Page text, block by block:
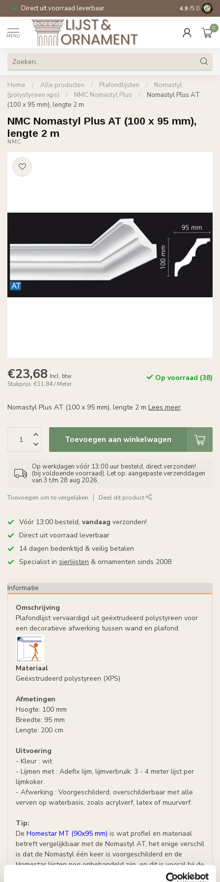
Direct uit voorraad leverbaar 14 dagen
4.9 /5.0
MENU
0
Home / Alle producten / Plafondlijsten /
Nomastyl
(polystyreen xps)
/ NMC Nomastyl Plus /
Nomastyl Plus AT
(100 x 95 mm), lengte 2 m
NMC Nomastyl Plus AT (100 x 95 mm),
lengte 2 m
NMC
€23,68 Incl. btw
Stukprijs: €11,84 / Meter
Op voorraad (38)
Nomastyl Plus AT (100 x 95 mm), lengte 2 m Lees meer.
Toevoegen aan winkelwagen
Op werkdagen vóór 13:00 uur besteld, direct verzonden!
(bij voldoende voorraad). Let op: aangepaste verzenddagen
van 3 t/m 28 aug 2026.
Toevoegen om te vergelijken Deel dit product
Vóór 13:00 besteld, vandaag verzonden!
Direct uit voorraad leverbaar
14 dagen bedenktijd & veilig betalen
Specialist in sierlijsten & ornamenten sinds 2008
Informatie
Omschrijving
Plafondlijst vervaardigd uit geëxtrudeerd polystyreen voor
een decoratieve afwerking tussen wand en plafond.
Materiaal
Geëxstrudeerd polystyreen (XPS)
Afmetingen
Hoogte: 100 mm
Breedte: 95 mm
Lengte: 200 cm
Uitvoering
- Kleur : wit
- Lijmen met : Adefix lijm, lijmverbruik: 3 - 4 meter lijst per
lijmkoker.
- Afwerking : Voorgeschilderd, overschilderbaar met alle
verven op waterbasis, zoals acrylverf, latex of muurverf.
Tip:
De Homestar MT (90x95 mm) is wat profiel en materiaal
betreft vergelijkbaar met de Nomastyl AT, het enige verschil
is dat de Nomastyl één keer is voorgeschilderd en de
Homestar lijsten nog onbehandeld zijn, en dit is vooral bij de